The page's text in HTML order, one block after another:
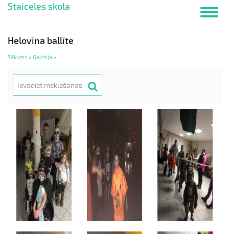
Pārlekt
saturu
Staiceles skola
Helovīna ballīte
Sākums >Galerija >
Search